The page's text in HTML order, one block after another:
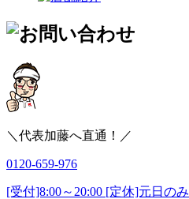
＼代表加藤へ直通！／
0120-659-976
[受付]8:00～20:00 [定休]元日のみ